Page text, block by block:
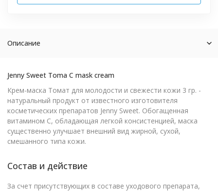
Описание
Jenny Sweet Toma С mask cream
Крем-маска Томат для молодости и свежести кожи 3 гр. -
натуральный продукт от известного изготовителя
косметических препаратов Jenny Sweet. Обогащенная
витамином C, обладающая легкой консистенцией, маска
существенно улучшает внешний вид жирной, сухой,
смешанного типа кожи.
Состав и действие
За счет присутствующих в составе уходового препарата,